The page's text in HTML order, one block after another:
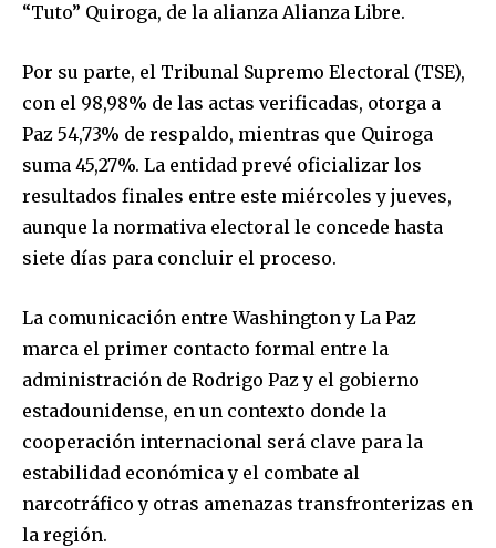
Join our community of
SUBSCRIBERS and be part of the
To subscribe, simply enter your email address on our website
or click the subscribe button below. Don't worry, we respect
your privacy and won't spam your inbox. Your information is
“Tuto” Quiroga, de la alianza Alianza Libre.
Por su parte, el Tribunal Supremo Electoral (TSE),
con el 98,98% de las actas verificadas, otorga a
Paz 54,73% de respaldo, mientras que Quiroga
suma 45,27%. La entidad prevé oficializar los
resultados finales entre este miércoles y jueves,
aunque la normativa electoral le concede hasta
siete días para concluir el proceso.
La comunicación entre Washington y La Paz
marca el primer contacto formal entre la
administración de Rodrigo Paz y el gobierno
estadounidense, en un contexto donde la
cooperación internacional será clave para la
estabilidad económica y el combate al
narcotráfico y otras amenazas transfronterizas en
la región.